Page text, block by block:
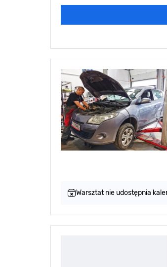
Warsztat nie udostępnia